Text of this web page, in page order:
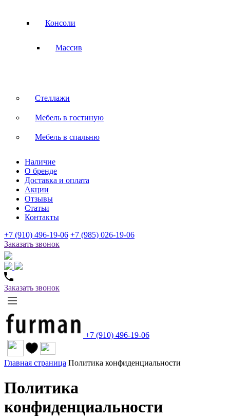
Консоли
Массив
Стеллажи
Мебель в гостиную
Мебель в спальню
Наличие
О бренде
Доставка и оплата
Акции
Отзывы
Статьи
Контакты
+7 (910) 496-19-06 +7 (985) 026-19-06
Заказать звонок
Заказать звонок
+7 (910) 496-19-06
Главная страница Политика конфиденциальности
Политика
конфиденциальности